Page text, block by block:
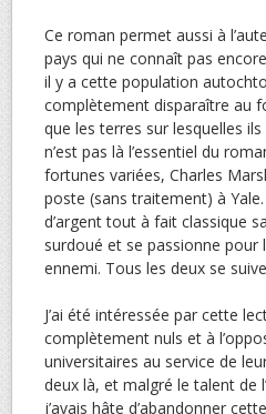
Ce roman permet aussi à
pays qui ne connaît pas
il y a cette population
complètement disparaître au
que les terres sur lesquelles
n’est pas là l’essentiel du
fortunes variées, Charles
poste (sans traitement) à
d’argent tout à fait classique
surdoué et se passionne pour
ennemi. Tous les deux se
J’ai été intéressée par cette
complètement nuls et à
universitaires au service de
deux là, et malgré le talent de
j’avais hâte d’abandonner